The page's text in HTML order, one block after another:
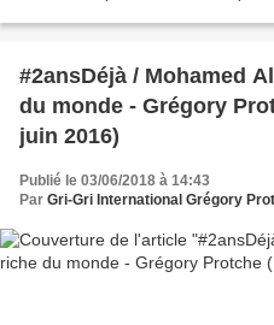
#2ansDéjà / Mohamed
du monde - Grégory
juin 2016)
Publié le 03/06/2018 à 14:43
Par Gri-Gri International Grégory